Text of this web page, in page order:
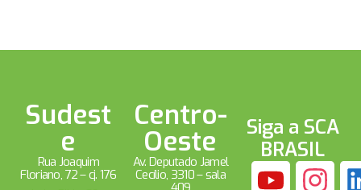
Sudest
e
Rua Joaquim
Floriano, 72 – cj. 176
Centro-
Oeste
Av. Deputado Jamel
Cecílio, 3310 – sala
Siga a SCA
BRASIL